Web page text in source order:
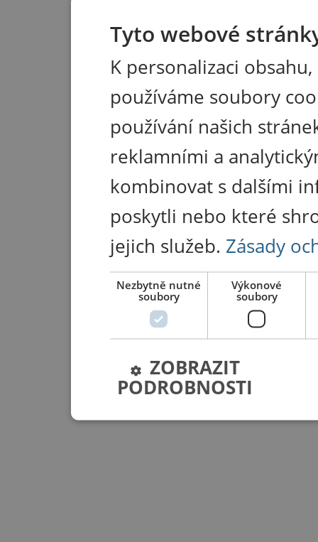
Tyto webové
K personalizaci
používáme soubory
používání našich
reklamními a
kombinovat s dalšími
poskytli nebo které
jejich služeb. Zásady
Nezbytně nutné
soubory
Výkonové
soubory
ZOBRAZIT
PODROBNOSTI